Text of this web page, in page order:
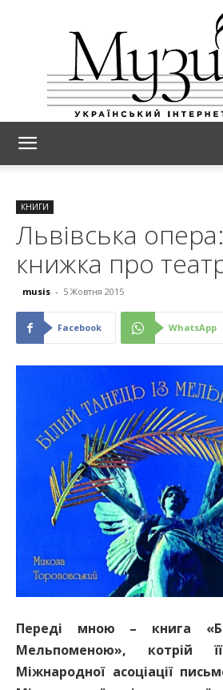
КНИГИ
Львівська
книжка про
musis - 5 Жовтня 2015
Facebook WhatsApp
Переді мною – книга
Мельпоменою», котрій
Міжнародної асоціації